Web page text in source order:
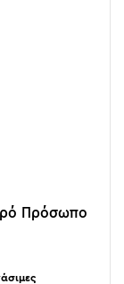
Πρόσωπο